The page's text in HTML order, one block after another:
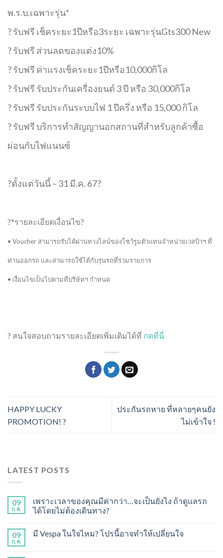
พ.ร.บ.เฉพาะรุ่น*
? รับฟรี เช็คระยะ1ปีหรือ3ระยะ เฉพาะรุ่นGts300 New
? รับฟรี ส่วนลดของแต่ง10%
? รับฟรี ค่าแรงเช็คระยะ1ปีหรือ10,000กิโล
? รับฟรี รับประกันเครื่องยนต์ 3 ปี หรือ 30,000กิโล
? รับฟรี รับประกันระบบไฟ 1 ปีครึ่ง หรือ 15,000 กิโล
? รับฟรี บริการทำสัญญานอกสถานที่สำหรับลูกค้าซื้อ
ผ่อนกับไฟแนนซ์
?ตั้งแต่วันนี้ – 31 มี.ค. 67?
?*รายละเอียดเงื่อนไข?
• Voucher สามารถรับได้ผ่านทางไลน์ของโชว์รูมตัวแทนจำหน่ายเวสป้าฯ ที่
ท่านออกรถ และสามารถใช้ได้กับรุ่นรถที่ร่วมรายการ
• เงื่อนไขเป็นไปตามที่บริษัทฯ กําหนด
? สนใจสอบถามรายละเอียดเพิ่มเติมได้ที่ กดที่นี่
HAPPY LUCKY
PROMOTION! ?
ประกันรถหาย ที่หลายๆคนยัง
ไม่เข้าใจ !
LATEST POSTS
09
ก.ค.
เพราะเวลาของคุณมีค่ากว่า…จะเป็นยังไง ถ้าดูแลรถ
ได้โดยไม่ต้องเดินทาง?
09
ก.ค.
มี Vespa ในใจไหม? โปรนี้อาจทำให้เปลี่ยนใจ